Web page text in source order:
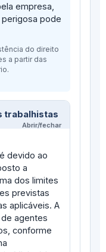
empresa,
pode
do direito
a partir das
trabalhistas
devido ao
a
dos limites
previstas
aplicáveis. A
agentes
conforme